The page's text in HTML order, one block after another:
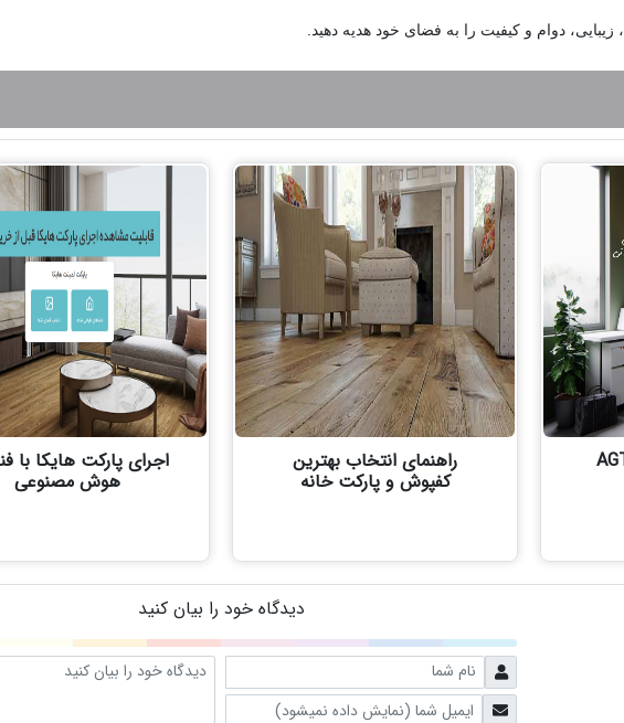
، زیبایی، دوام و کیفیت را به فضای خود هدیه دهید.
راهنمای انتخاب بهترین
کفپوش و پارکت خانه
اجرای پارکت هایکا با
هوش مصنوعی
دیدگاه خود را بیان کنید